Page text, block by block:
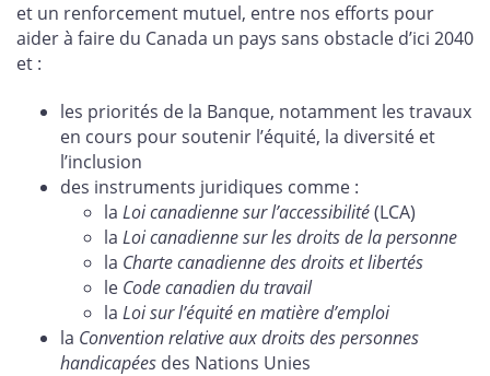
et un renforcement mutuel, entre nos efforts pour
aider à faire du Canada un pays sans obstacle d’ici 2040
et :
les priorités de la Banque, notamment les travaux
en cours pour soutenir l’équité, la diversité et
l’inclusion
des instruments juridiques comme :
la Loi canadienne sur l’accessibilité(LCA)
la Loi canadienne sur les droits de la personne
la Charte canadienne des droits et libertés
le Code canadien du travail
la Loi sur l’équité en matière d’emploi
la Convention relative aux droits des personnes
handicapées des Nations Unies